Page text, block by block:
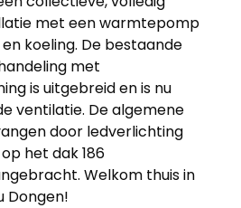
met een warmtepomp
koeling. De bestaande
met
is uitgebreid en is nu
ventilatie. De algemene
door ledverlichting
het dak 186
Welkom thuis in
Dongen!